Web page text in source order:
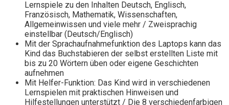
Lernspiele zu den Inhalten Deutsch, Englisch,
Französisch, Mathematik, Wissenschaften,
Allgemeinwissen und viele mehr / Zweisprachig
einstellbar (Deutsch/Englisch)
Mit der Sprachaufnahmefunktion des Laptops kann das
Kind das Buchstabieren der selbst erstellten Liste mit
bis zu 20 Wörtern üben oder eigene Geschichten
aufnehmen
Mit Helfer-Funktion: Das Kind wird in verschiedenen
Lernspielen mit praktischen Hinweisen und
Hilfestellungen unterstützt / Die 8 verschiedenfarbigen